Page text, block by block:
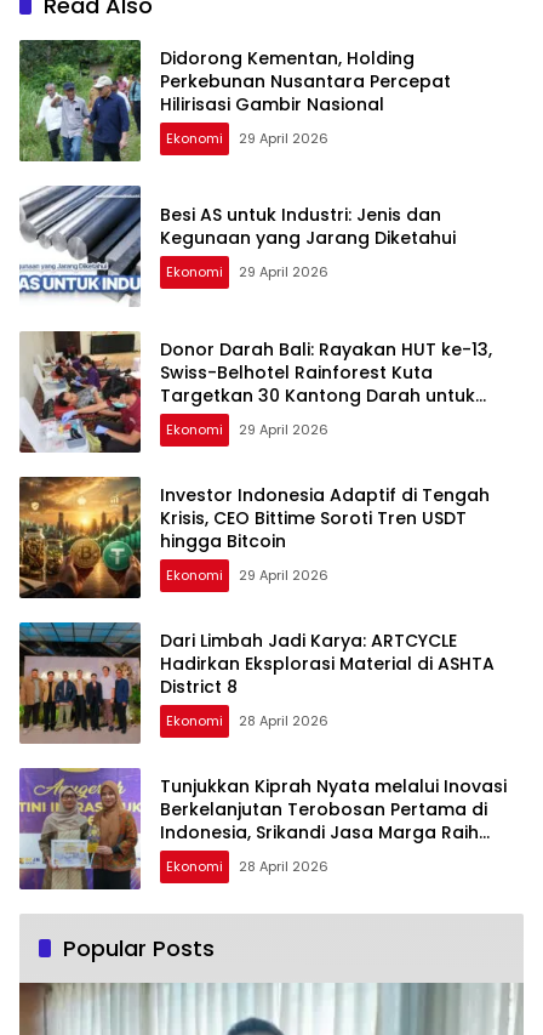
Didorong Kementan, Holding
Perkebunan Nusantara Percepat
Hilirisasi Gambir Nasional
Ekonomi 29 April 2026
Besi AS untuk Industri: Jenis dan
Kegunaan yang Jarang Diketahui
Ekonomi 29 April 2026
Donor Darah Bali: Rayakan HUT ke-13,
Swiss-Belhotel Rainforest Kuta
Targetkan 30 Kantong Darah untuk
Selamatkan Nyawa
Ekonomi 29 April 2026
Investor Indonesia Adaptif di Tengah
Krisis, CEO Bittime Soroti Tren USDT
hingga Bitcoin
Ekonomi 29 April 2026
Dari Limbah Jadi Karya: ARTCYCLE
Hadirkan Eksplorasi Material di ASHTA
District 8
Ekonomi 28 April 2026
Tunjukkan Kiprah Nyata melalui Inovasi
Berkelanjutan Terobosan Pertama di
Indonesia, Srikandi Jasa Marga Raih
Anugerah Kartini Infrastruktur 2026
Ekonomi 28 April 2026
Popular Posts